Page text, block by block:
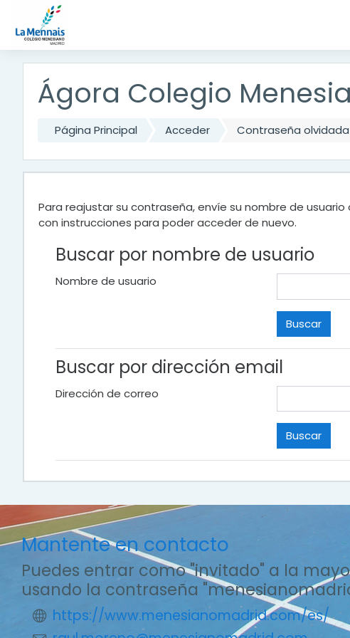
Saltar a contenido principal
Ágora Colegio
Página Principal Acceder Contraseña olvidada
Para reajustar su contraseña, envíe su nombre de
con instrucciones para poder acceder de nuevo.
Buscar por nombre de usuario
Nombre de usuario
Buscar por dirección email
Dirección de correo
Mantente en contacto
Puedes entrar como "invitado" a la
usando la contraseña
https://www.menesianomadrid.com/es/